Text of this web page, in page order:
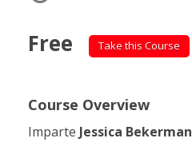
Free Take this Course
Course Overview
Imparte Jessica Bekerman